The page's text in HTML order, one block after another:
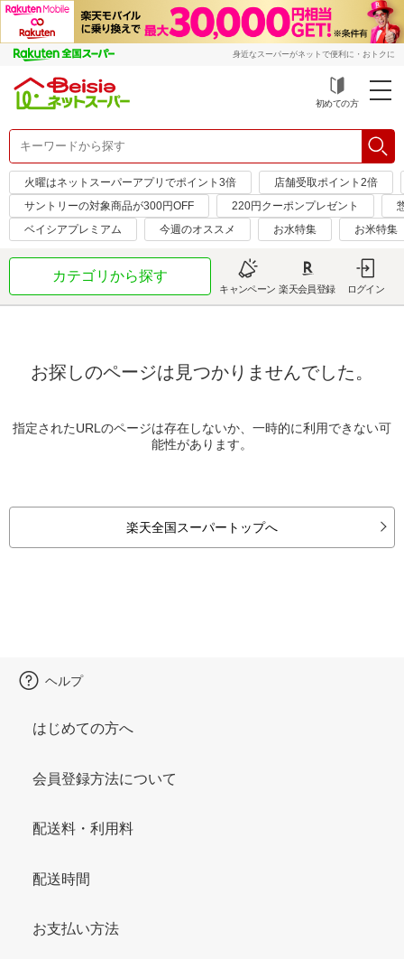
身近なスーパーがネットで便利に・おトクに
初めての方
火曜はネットスーパーアプリでポイント3倍
店舗受取ポイント2倍
サントリーの対象商品が300円OFF
220円クーポンプレゼント
ベイシアプレミアム
今週のオススメ お水特集 お米特集
カテゴリから探す
キャンペーン 楽天会員登録 ログイン
お探しのページは見つかりませんでした。
指定されたURLのページは存在しないか、一時的に利用できない可
能性があります。
楽天全国スーパートップへ
ヘルプ
はじめての方へ
会員登録方法について
配送料・利用料
配送時間
お支払い方法